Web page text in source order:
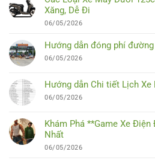
Xăng, Dễ Đi
06/05/2026
Hướng dẫn đóng phí
06/05/2026
Hướng dẫn Chi tiết Lịch Xe
06/05/2026
Khám Phá **Game Xe
Nhất
06/05/2026